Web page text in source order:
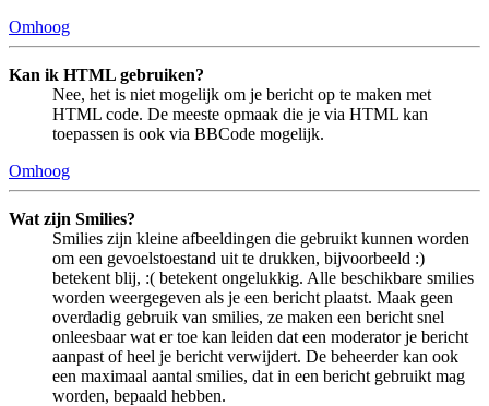
Omhoog
Kan ik HTML gebruiken?
Nee, het is niet mogelijk om je bericht op te maken met
HTML code. De meeste opmaak die je via HTML kan
toepassen is ook via BBCode mogelijk.
Omhoog
Wat zijn Smilies?
Smilies zijn kleine afbeeldingen die gebruikt kunnen worden
om een gevoelstoestand uit te drukken, bijvoorbeeld :)
betekent blij, :( betekent ongelukkig. Alle beschikbare smilies
worden weergegeven als je een bericht plaatst. Maak geen
overdadig gebruik van smilies, ze maken een bericht snel
onleesbaar wat er toe kan leiden dat een moderator je bericht
aanpast of heel je bericht verwijdert. De beheerder kan ook
een maximaal aantal smilies, dat in een bericht gebruikt mag
worden, bepaald hebben.